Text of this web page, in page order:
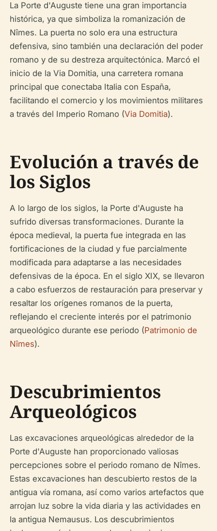
La Porte d'Auguste tiene una gran importancia
histórica, ya que simboliza la romanización de
Nîmes. La puerta no solo era una estructura
defensiva, sino también una declaración del poder
romano y de su destreza arquitectónica. Marcó el
inicio de la Via Domitia, una carretera romana
principal que conectaba Italia con España,
facilitando el comercio y los movimientos militares
a través del Imperio Romano (Via Domitia).
Evolución a través de
los Siglos
A lo largo de los siglos, la Porte d'Auguste ha
sufrido diversas transformaciones. Durante la
época medieval, la puerta fue integrada en las
fortificaciones de la ciudad y fue parcialmente
modificada para adaptarse a las necesidades
defensivas de la época. En el siglo XIX, se llevaron
a cabo esfuerzos de restauración para preservar y
resaltar los orígenes romanos de la puerta,
reflejando el creciente interés por el patrimonio
arqueológico durante ese periodo (Patrimonio de
Nîmes).
Descubrimientos
Arqueológicos
Las excavaciones arqueológicas alrededor de la
Porte d'Auguste han proporcionado valiosas
percepciones sobre el periodo romano de Nîmes.
Estas excavaciones han descubierto restos de la
antigua vía romana, así como varios artefactos que
arrojan luz sobre la vida diaria y las actividades en
la antigua Nemausus. Los descubrimientos